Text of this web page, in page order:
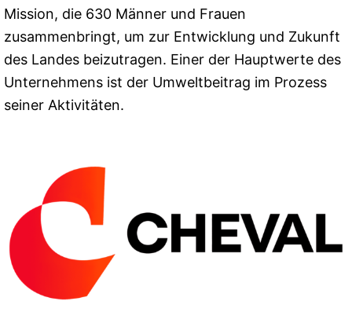
Mission, die 630 Männer und Frauen
zusammenbringt, um zur Entwicklung und Zukunft
des Landes beizutragen. Einer der Hauptwerte des
Unternehmens ist der Umweltbeitrag im Prozess
seiner Aktivitäten.